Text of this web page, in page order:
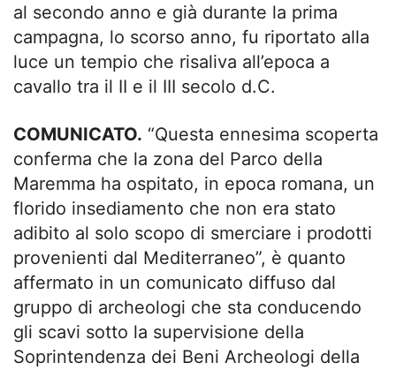
al secondo anno e già durante la prima
campagna, lo scorso anno, fu riportato alla
luce un tempio che risaliva all’epoca a
cavallo tra il II e il III secolo d.C.
COMUNICATO. “Questa ennesima scoperta
conferma che la zona del Parco della
Maremma ha ospitato, in epoca romana, un
florido insediamento che non era stato
adibito al solo scopo di smerciare i prodotti
provenienti dal Mediterraneo”, è quanto
affermato in un comunicato diffuso dal
gruppo di archeologi che sta conducendo
gli scavi sotto la supervisione della
Soprintendenza dei Beni Archeologi della